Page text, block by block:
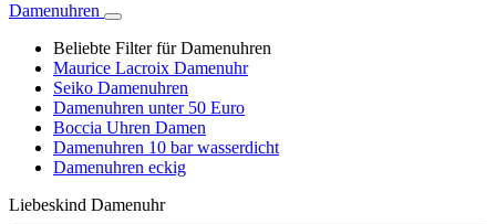
Damenuhren
Beliebte Filter für Damenuhren
Maurice Lacroix Damenuhr
Seiko Damenuhren
Damenuhren unter 50 Euro
Boccia Uhren Damen
Damenuhren 10 bar wasserdicht
Damenuhren eckig
Liebeskind Damenuhr